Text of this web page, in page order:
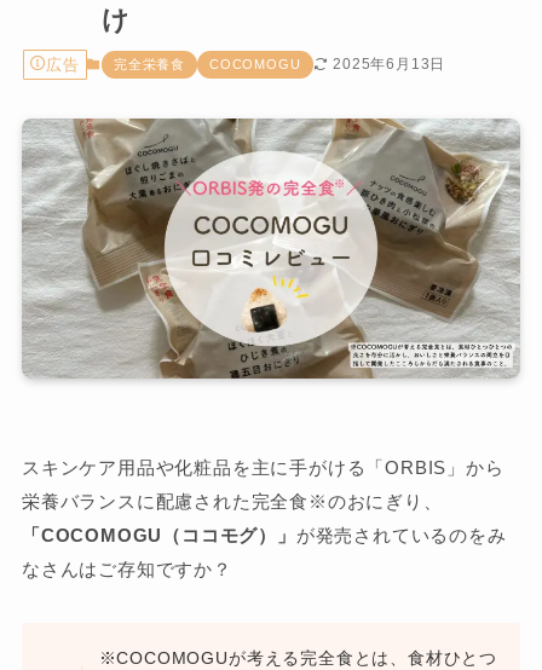
け
広告 完全栄養食 COCOMOGU 2025年6月13日
スキンケア用品や化粧品を主に手がける「ORBIS」から
栄養バランスに配慮された完全食※のおにぎり、
「COCOMOGU（ココモグ）」 が発売されているのをみ
なさんはご存知ですか？
※COCOMOGUが考える完全食とは、食材ひとつ